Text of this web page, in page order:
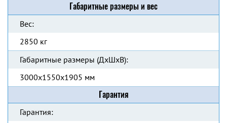
Габаритные размеры и вес
Вес:
2850 кг
Габаритные размеры (ДхШхВ):
3000x1550x1905 мм
Гарантия
Гарантия: